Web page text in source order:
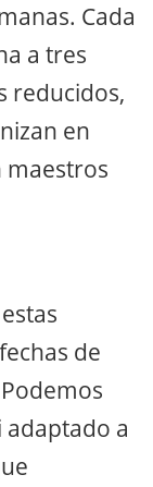
Cada
a tres
reducidos,
en
maestros
de
adaptado a